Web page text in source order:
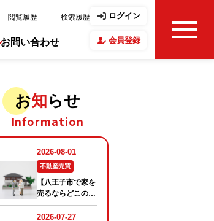
閲覧履歴 検索履歴
お問い合わせ
ログイン
会員登録
お知らせ
Information